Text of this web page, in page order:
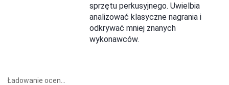
sprzętu perkusyjnego. Uwielbia
analizować klasyczne nagrania i
odkrywać mniej znanych
wykonawców.
Ładowanie ocen...